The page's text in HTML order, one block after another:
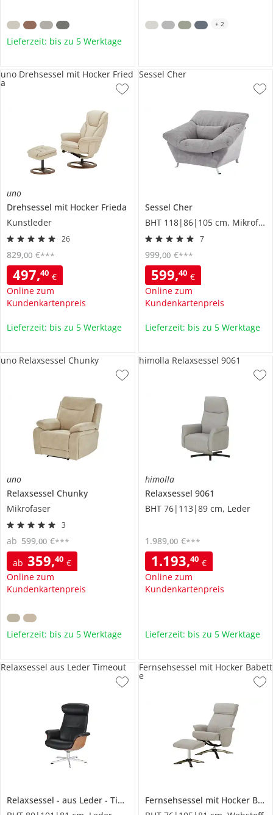
Lieferzeit: bis zu 5 Werktage
+ 2
uno
Drehsessel mit Hocker Frieda
Kunstleder
26
497,40 €
Online zum
Kundenkartenpreis
829,00 €***
uno Drehsessel mit Hocker Fried
a
Lieferzeit: bis zu 5 Werktage
Sessel Cher
BHT 118|86|105 cm, Mikrofaser
7
599,40 €
Online zum
Kundenkartenpreis
999,00 €***
Sessel Cher
Lieferzeit: bis zu 5 Werktage
uno
Relaxsessel Chunky
Mikrofaser
3
ab 359,40 €
Online zum
Kundenkartenpreis
ab 599,00 €***
uno Relaxsessel Chunky
Lieferzeit: bis zu 5 Werktage
himolla
Relaxsessel 9061
BHT 76|113|89 cm, Leder
1.193,40 €
Online zum
Kundenkartenpreis
1.989,00 €***
himolla Relaxsessel 9061
Lieferzeit: bis zu 5 Werktage
Relaxsessel aus Leder
Timeout
Relaxsessel aus Leder Timeout
Fernsehsessel mit Hocker Babette
Fernsehsessel mit Hocker Babett
e